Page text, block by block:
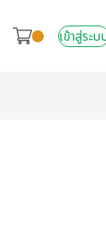
เข้าสู่ระบ